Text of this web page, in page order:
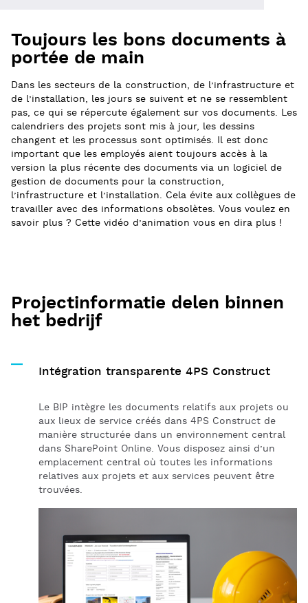
Toujours les bons documents à
portée de main
Dans les secteurs de la construction, de l’infrastructure et
de l’installation, les jours se suivent et ne se ressemblent
pas, ce qui se répercute également sur vos documents. Les
calendriers des projets sont mis à jour, les dessins
changent et les processus sont optimisés. Il est donc
important que les employés aient toujours accès à la
version la plus récente des documents via un logiciel de
gestion de documents pour la construction,
l’infrastructure et l’installation. Cela évite aux collègues de
travailler avec des informations obsolètes. Vous voulez en
savoir plus ? Cette vidéo d’animation vous en dira plus !
Projectinformatie delen binnen
het bedrijf
Intégration transparente 4PS Construct
Le BIP intègre les documents relatifs aux projets ou
aux lieux de service créés dans 4PS Construct de
manière structurée dans un environnement central
dans SharePoint Online. Vous disposez ainsi d’un
emplacement central où toutes les informations
relatives aux projets et aux services peuvent être
trouvées.